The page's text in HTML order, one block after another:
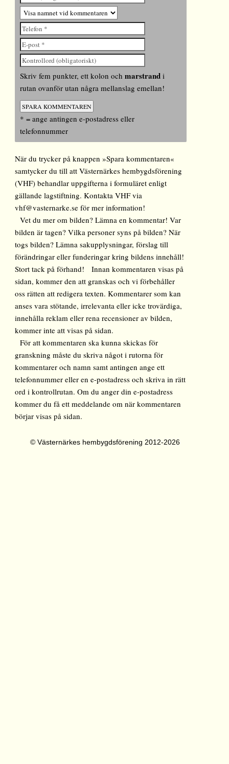
Skriv fem punkter, ett kolon ochmarstrand i
rutan ovanför utan några mellanslag emellan!
* = ange antingen e-postadress eller
telefonnummer
När du trycker på knappen »Spara kommentaren«
samtycker du till att Västernärkes hembygdsförening
(VHF) behandlar uppgifterna i formuläret enligt
gällande lagstiftning. Kontakta VHF via
vhf@vasternarke.se för mer information!
Vet du mer om bilden? Lämna en kommentar! Var
bilden är tagen? Vilka personer syns på bilden? När
togs bilden? Lämna sakupplysningar, förslag till
förändringar eller funderingar kring bildens innehåll!
Stort tack på förhand! Innan kommentaren visas på
sidan, kommer den att granskas och vi förbehåller
oss rätten att redigera texten. Kommentarer som kan
anses vara stötande, irrelevanta eller icke trovärdiga,
innehålla reklam eller rena recensioner av bilden,
kommer inte att visas på sidan.
För att kommentaren ska kunna skickas för
granskning måste du skriva något i rutorna för
kommentarer och namn samt antingen ange ett
telefonnummer eller en e-postadress och skriva in rätt
ord i kontrollrutan. Om du anger din e-postadress
kommer du få ett meddelande om när kommentaren
börjar visas på sidan.
© Västernärkes hembygdsförening 2012-2026